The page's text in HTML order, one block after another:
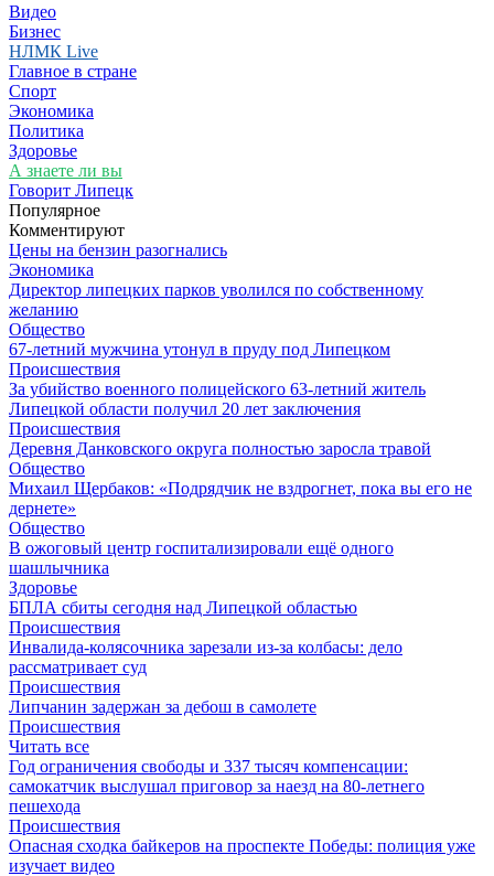
Видео
Бизнес
НЛМК Live
Главное в стране
Спорт
Экономика
Политика
Здоровье
А знаете ли вы
Говорит Липецк
Популярное
Комментируют
Цены на бензин разогнались
Экономика
Директор липецких парков уволился по собственному
желанию
Общество
67-летний мужчина утонул в пруду под Липецком
Происшествия
За убийство военного полицейского 63-летний житель
Липецкой области получил 20 лет заключения
Происшествия
Деревня Данковского округа полностью заросла травой
Общество
Михаил Щербаков: «Подрядчик не вздрогнет, пока вы его не
дернете»
Общество
В ожоговый центр госпитализировали ещё одного
шашлычника
Здоровье
БПЛА сбиты сегодня над Липецкой областью
Происшествия
Инвалида-колясочника зарезали из-за колбасы: дело
рассматривает суд
Происшествия
Липчанин задержан за дебош в самолете
Происшествия
Читать все
Год ограничения свободы и 337 тысяч компенсации:
самокатчик выслушал приговор за наезд на 80-летнего
пешехода
Происшествия
Опасная сходка байкеров на проспекте Победы: полиция уже
изучает видео